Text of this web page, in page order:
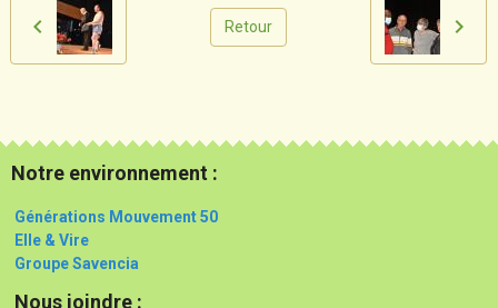
Retour
Notre environnement :
Générations Mouvement 50
Elle & Vire
Groupe Savencia
Nous joindre :